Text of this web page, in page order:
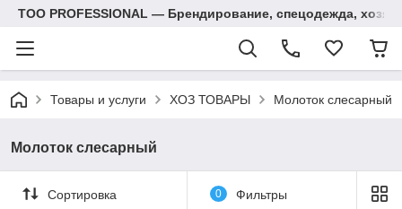
ТОО PROFESSIONAL — Брендирование, спецодежда,
Товары и услуги ХОЗ ТОВАРЫ Молоток слесарный
Молоток слесарный
Сортировка 0 Фильтры